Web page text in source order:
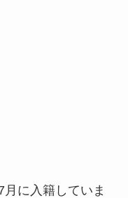
に入籍していま